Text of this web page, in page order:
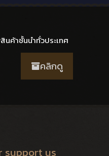
นค้าชั้นนำทั่วประเทศ
คลิกดู
support us